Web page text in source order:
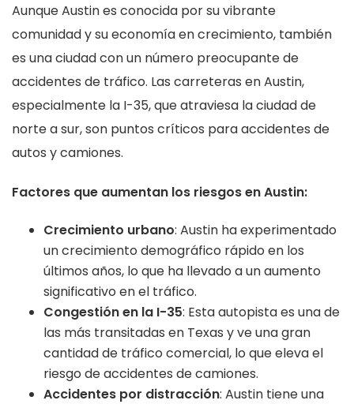
Aunque Austin es conocida por su vibrante
comunidad y su economía en crecimiento, también
es una ciudad con un número preocupante de
accidentes de tráfico. Las carreteras en Austin,
especialmente la I-35, que atraviesa la ciudad de
norte a sur, son puntos críticos para accidentes de
autos y camiones.
Factores que aumentan los riesgos en Austin:
Crecimiento urbano: Austin ha experimentado
un crecimiento demográfico rápido en los
últimos años, lo que ha llevado a un aumento
significativo en el tráfico.
Congestión en la I-35: Esta autopista es una de
las más transitadas en Texas y ve una gran
cantidad de tráfico comercial, lo que eleva el
riesgo de accidentes de camiones.
Accidentes por distracción: Austin tiene una